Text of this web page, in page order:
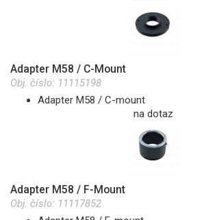
Adapter M58 / C-Mount
Obj. číslo: 11115198
Adapter M58 / C-mount
na dotaz
Adapter M58 / F-Mount
Obj. číslo: 11117852